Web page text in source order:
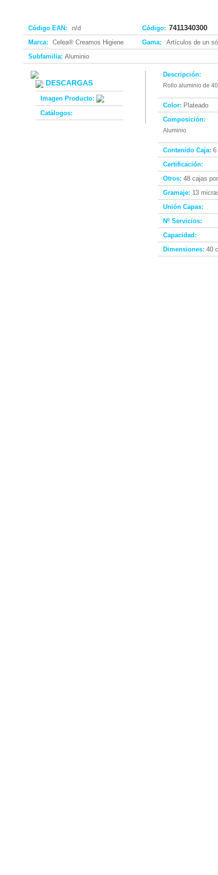
Código EAN: n/d Código: 7411340300
Marca: Celea® Creamos Higiene Gama:
Artículos de un
Subfamilia: Aluminio
DESCARGAS
Imagen Producto:
Catálogos:
Descripción:
Rollo aluminio de
Color: Plateado
Composición:
Aluminio
Contenido Caja: 6
Certificación:
Otros: 48 cajas
Gramaje: 13
Unión Capas:
Nº Servicios:
Capacidad:
Dimensiones: 40